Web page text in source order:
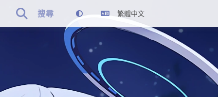
 搜尋 繁體中文